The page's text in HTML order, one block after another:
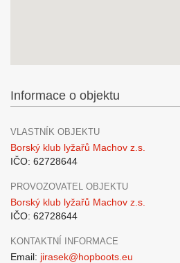
Informace o objektu
VLASTNÍK OBJEKTU
Borský klub lyžařů Machov z.s.
IČO: 62728644
PROVOZOVATEL OBJEKTU
Borský klub lyžařů Machov z.s.
IČO: 62728644
KONTAKTNÍ INFORMACE
Email: jirasek@hopboots.eu